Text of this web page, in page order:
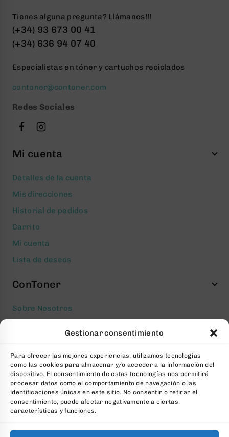
Gestionar consentimiento
Para ofrecer las mejores experiencias, utilizamos tecnologías
como las cookies para almacenar y/o acceder a la información del
dispositivo. El consentimiento de estas tecnologías nos permitirá
procesar datos como el comportamiento de navegación o las
identificaciones únicas en este sitio. No consentir o retirar el
consentimiento, puede afectar negativamente a ciertas
características y funciones.
Tienes alguna pregunta? Llámanos!!!
(+34) 93 673 00 41
(+34) 636 94 07 40
Especialistas en tóner y cartuchos reciclados
contoner@contoner.com
Redes Sociales
Mi cuenta
Detalles de la cuenta
Mis direcciones
Historial de pedidos
Carrito
Mi cuenta
Lista de deseos
ConToner
Sobre Nosotros
Política de cookies
Condiciones generales Contratación
Contacto
FAQs